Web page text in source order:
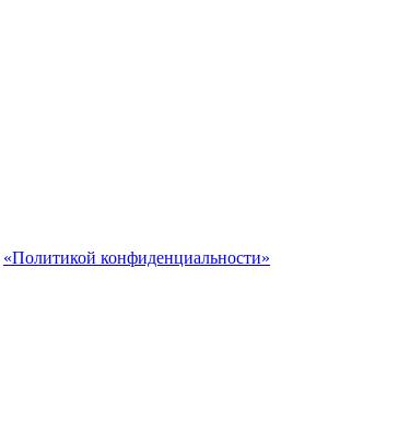
«Политикой конфиденциальности»